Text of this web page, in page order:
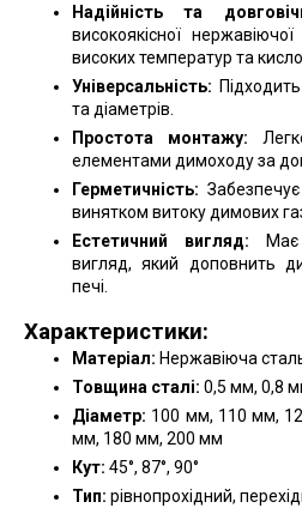
Надійність та
високоякісної
високих температур та
Універсальність:
та діаметрів.
Простота монтажу:
елементами димоходу за
Герметичність:
винятком витоку димових
Естетичний вигляд: Має
вигляд, який доповнить
печі.
Характеристики:
Матеріал: Нержавіюча
Товщина сталі: 0,5 мм, 0,8
Діаметр: 100 мм, 110 мм,
мм, 180 мм, 200 мм
Кут: 45°, 87°, 90°
Тип: рівнопрохідний,